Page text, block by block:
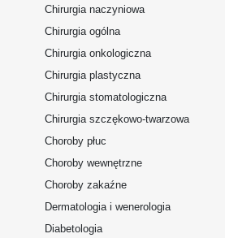
Chirurgia naczyniowa
Chirurgia ogólna
Chirurgia onkologiczna
Chirurgia plastyczna
Chirurgia stomatologiczna
Chirurgia szczękowo-twarzowa
Choroby płuc
Choroby wewnętrzne
Choroby zakaźne
Dermatologia i wenerologia
Diabetologia